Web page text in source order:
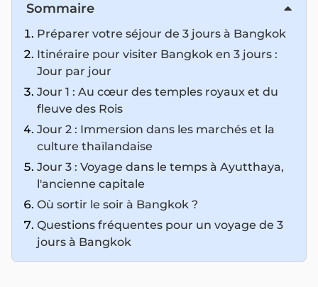
Sommaire
Préparer votre séjour de 3 jours à Bangkok
Itinéraire pour visiter Bangkok en 3 jours :
Jour par jour
Jour 1 : Au cœur des temples royaux et du
fleuve des Rois
Jour 2 : Immersion dans les marchés et la
culture thaïlandaise
Jour 3 : Voyage dans le temps à Ayutthaya,
l'ancienne capitale
Où sortir le soir à Bangkok ?
Questions fréquentes pour un voyage de 3
jours à Bangkok